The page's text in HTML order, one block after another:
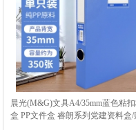
晨光(M&G)文具A4/35mm蓝色粘
盒 PP文件盒 睿朗系列党建资料盒